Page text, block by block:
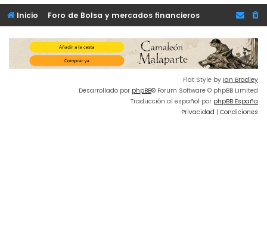
Inicio Foro de Bolsa y mercados financieros
Flat Style by Ian Bradley
Desarrollado por phpBB® Forum Software © phpBB Limited
Traducción al español por phpBB España
Privacidad | Condiciones